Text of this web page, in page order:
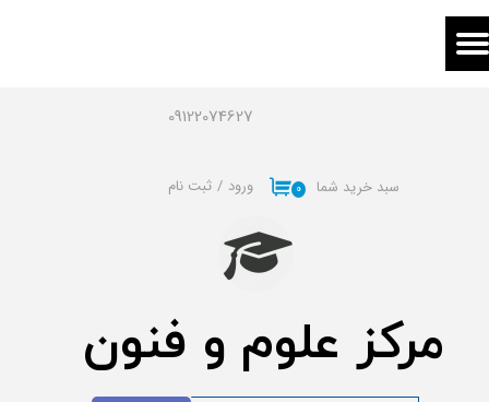
09122074627
مرکز علوم و فنون
۰ سبد خرید شما ورود / ثبت نام
حساب کاربری من
خروج از حساب کاربری